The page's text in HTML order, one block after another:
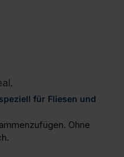
für Fliesen und
Ohne